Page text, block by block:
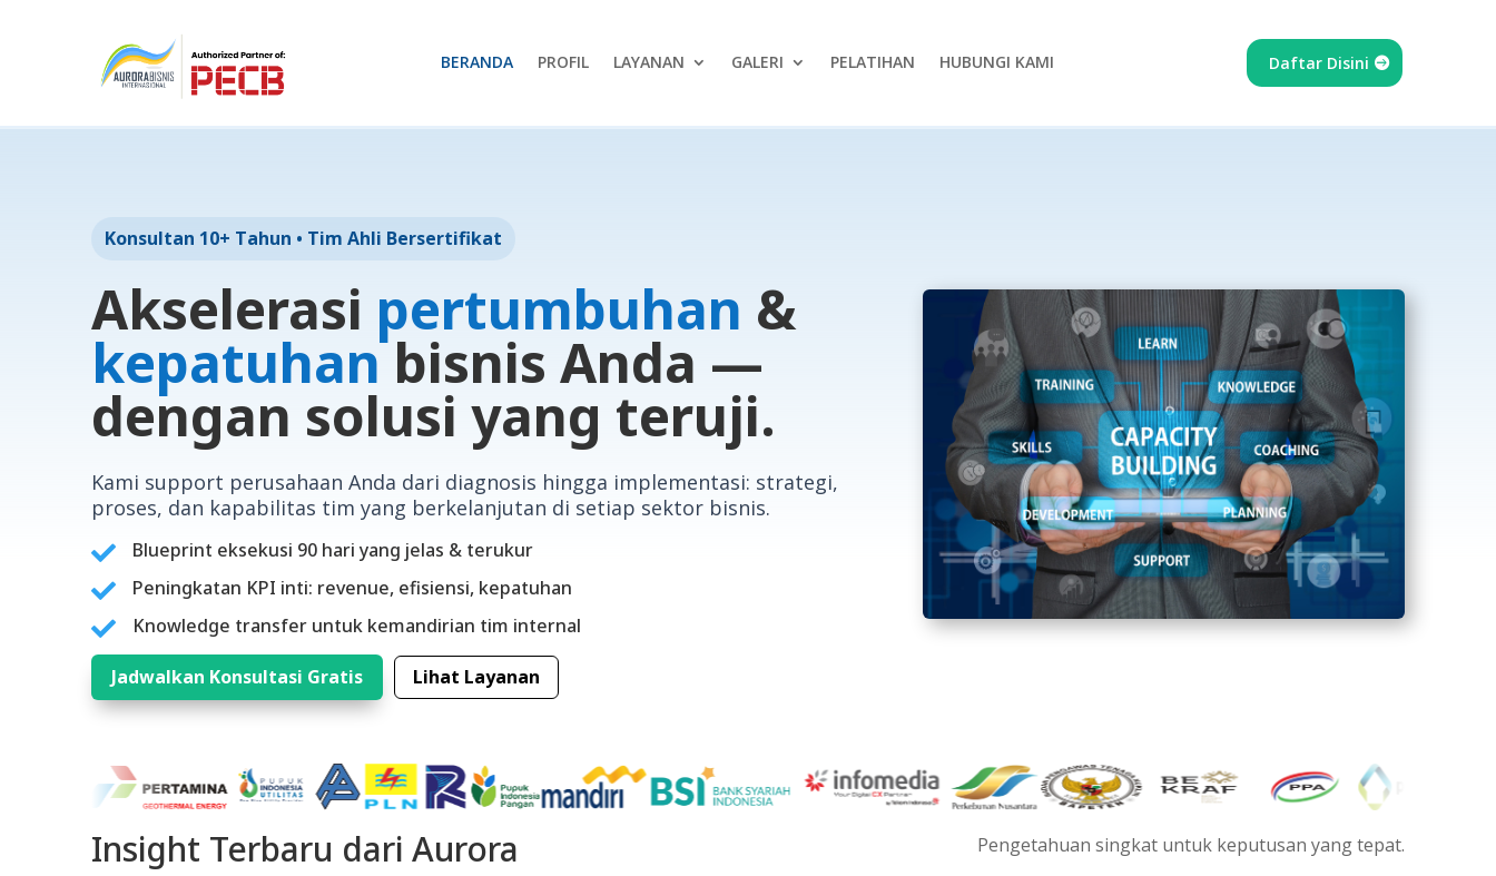
BERANDA PROFIL LAYANAN GALERI PELATIHAN HUBUNGI KAMI Daftar Disini
Konsultan 10+ Tahun • Tim Ahli Bersertifikat
Akselerasi pertumbuhan &
kepatuhanbisnis Anda —
dengan solusi yang teruji.
Kami support perusahaan Anda dari diagnosis hingga implementasi: strategi,
proses, dan kapabilitas tim yang berkelanjutan di setiap sektor bisnis.

Blueprint eksekusi 90 hari yang jelas & terukur

Peningkatan KPI inti: revenue, efisiensi, kepatuhan

Knowledge transfer untuk kemandirian tim internal
Jadwalkan Konsultasi Gratis Lihat Layanan
Insight Terbaru dari Aurora Pengetahuan singkat untuk keputusan yang tepat.